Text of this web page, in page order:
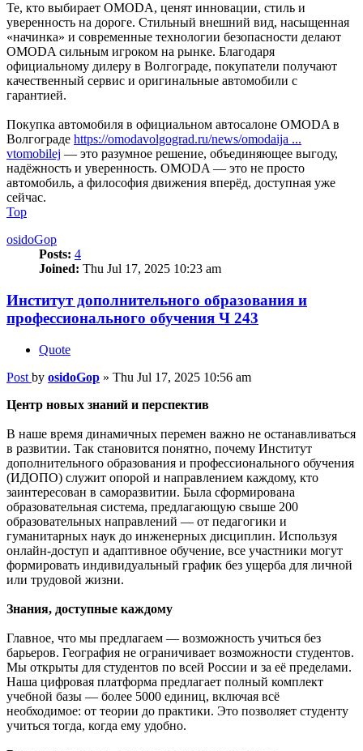
Те, кто выбирает OMODA, ценят инновации, стиль и
уверенность на дороге. Стильный внешний вид, насыщенная
«начинка» и современные технологии безопасности делают
OMODA сильным игроком на рынке. Благодаря
официальному дилеру в Волгограде, покупатели получают
качественный сервис и оригинальные автомобили с
гарантией.
Покупка автомобиля в официальном автосалоне OMODA в
Волгограде https://omodavolgograd.ru/news/omodaija ...
vtomobilej — это разумное решение, объединяющее выгоду,
надёжность и уверенность. OMODA — это не просто
автомобиль, а философия движения вперёд, доступная уже
сейчас.
Top
osidoGop
Posts: 4
Joined: Thu Jul 17, 2025 10:23 am
Институт дополнительного образования и
профессионального обучения Ч 243
Quote
Post by osidoGop » Thu Jul 17, 2025 10:56 am
Центр новых знаний и перспектив
В наше время динамичных перемен важно не останавливаться
в развитии. Так становится понятно, почему Институт
дополнительного образования и профессионального обучения
(ИДОПО) служит опорой и направлением каждому, кто
заинтересован в саморазвитии. Была сформирована
образовательная система, предлагающую свыше 200
образовательных направлений — от педагогики и
гуманитарных наук до инженерных дисциплин. Используя
онлайн-доступ и адаптивное обучение, все участники могут
формировать индивидуальный график без ущерба для личной
или трудовой жизни.
Знания, доступные каждому
Главное, что мы предлагаем — возможность учиться без
барьеров. География не ограничивает возможности студентов.
Мы открыты для студентов по всей России и за её пределами.
Наша цифровая платформа предлагает полный комплект
учебной базы — более 5000 единиц, включая всё
необходимое: от теории до практики. Это позволяет студенту
учиться тогда, когда ему удобно.